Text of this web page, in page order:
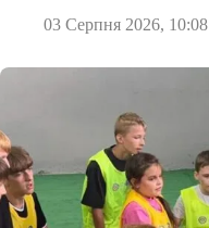
03 Серпня 2026, 10:08